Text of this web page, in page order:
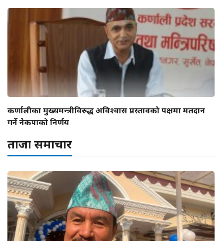
कर्णालीका मुख्यमन्त्रीविरुद्ध अविश्वास प्रस्तावको पक्षमा मतदान
गर्ने नेकपाको निर्णय
ताजा समाचार